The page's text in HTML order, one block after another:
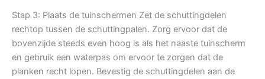
Stap 3: Plaats de tuinschermen Zet de schuttingdelen
rechtop tussen de schuttingpalen. Zorg ervoor dat de
bovenzijde steeds even hoog is als het naaste tuinscherm
en gebruik een waterpas om ervoor te zorgen dat de
planken recht lopen. Bevestig de schuttingdelen aan de